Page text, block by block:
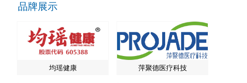
品牌展示
均瑶健康 萍聚德医疗科技